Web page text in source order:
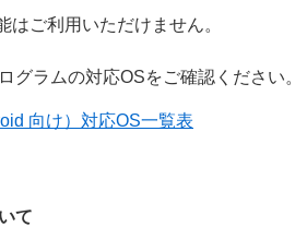
ご利用いただけません。
ラムの対応OSをご確認ください。
向け）対応OS一覧表
て